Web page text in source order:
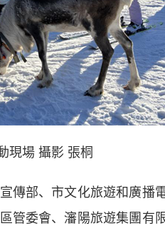
現場 攝影 張桐
部、市文化旅遊和廣播
管委會、瀋陽旅遊集團有